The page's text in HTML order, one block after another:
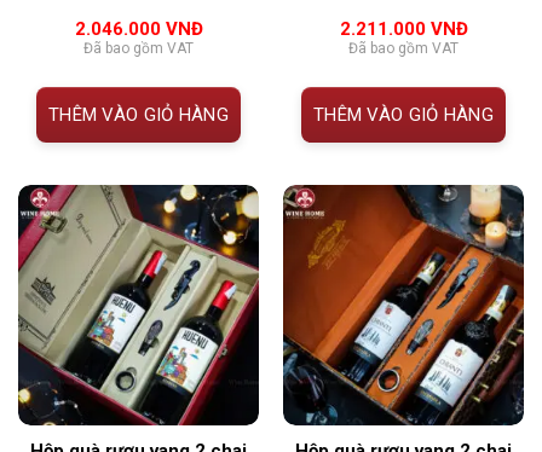
đánh giá
2.046.000 VNĐ
Đã bao gồm VAT
THÊM VÀO GIỎ HÀNG
đánh giá
2.211.000 VNĐ
Đã bao gồm VAT
THÊM VÀO GIỎ HÀNG